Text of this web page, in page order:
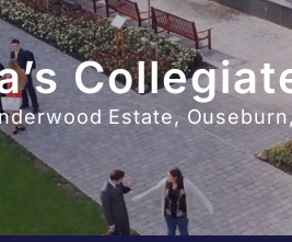
Estate,